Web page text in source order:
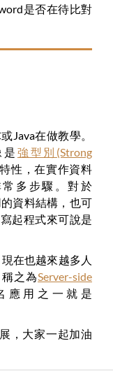
是否在待比對
Java在做教學。
強型別(Strong
性，在實作資料
多步驟。對於
資料結構，也可
起程式來可說是
在也越來越多人
之為Server-side
應用之一就是
，大家一起加油